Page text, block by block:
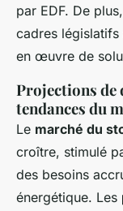
par EDF. De
cadres
en œuvre de
Projections de
tendances du
Le marché du
croître, stimulé
des besoins
énergétique. Les